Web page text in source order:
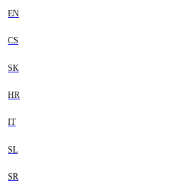
EN
CS
SK
HR
IT
SL
SR